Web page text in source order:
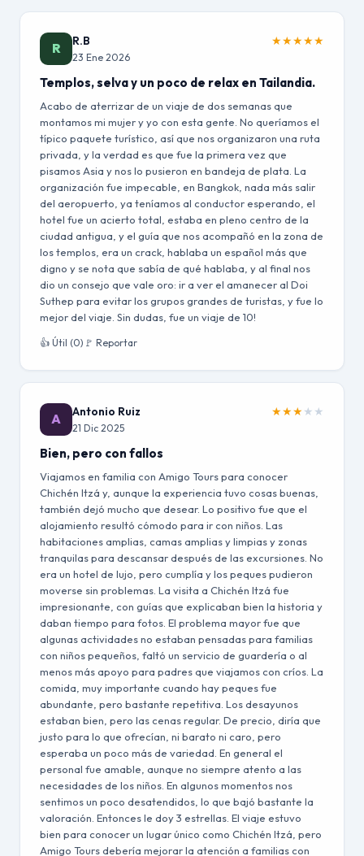
R R.B
23 Ene 2026
★★★★★
Templos, selva y un poco de relax en Tailandia.
Acabo de aterrizar de un viaje de dos semanas que
montamos mi mujer y yo con esta gente. No queríamos el
típico paquete turístico, así que nos organizaron una ruta
privada, y la verdad es que fue la primera vez que
pisamos Asia y nos lo pusieron en bandeja de plata. La
organización fue impecable, en Bangkok, nada más salir
del aeropuerto, ya teníamos al conductor esperando, el
hotel fue un acierto total, estaba en pleno centro de la
ciudad antigua, y el guía que nos acompañó en la zona de
los templos, era un crack, hablaba un español más que
digno y se nota que sabía de qué hablaba, y al final nos
dio un consejo que vale oro: ir a ver el amanecer al Doi
Suthep para evitar los grupos grandes de turistas, y fue lo
mejor del viaje. Sin dudas, fue un viaje de 10!
👍 Útil (0) 🚩 Reportar
A Antonio Ruiz
21 Dic 2025
★★★★ ★
Bien, pero con fallos
Viajamos en familia con Amigo Tours para conocer
Chichén Itzá y, aunque la experiencia tuvo cosas buenas,
también dejó mucho que desear. Lo positivo fue que el
alojamiento resultó cómodo para ir con niños. Las
habitaciones amplias, camas amplias y limpias y zonas
tranquilas para descansar después de las excursiones. No
era un hotel de lujo, pero cumplía y los peques pudieron
moverse sin problemas. La visita a Chichén Itzá fue
impresionante, con guías que explicaban bien la historia y
daban tiempo para fotos. El problema mayor fue que
algunas actividades no estaban pensadas para familias
con niños pequeños, faltó un servicio de guardería o al
menos más apoyo para padres que viajamos con críos. La
comida, muy importante cuando hay peques fue
abundante, pero bastante repetitiva. Los desayunos
estaban bien, pero las cenas regular. De precio, diría que
justo para lo que ofrecían, ni barato ni caro, pero
esperaba un poco más de variedad. En general el
personal fue amable, aunque no siempre atento a las
necesidades de los niños. En algunos momentos nos
sentimos un poco desatendidos, lo que bajó bastante la
valoración. Entonces le doy 3 estrellas. El viaje estuvo
bien para conocer un lugar único como Chichén Itzá, pero
Amigo Tours debería mejorar la atención a familias con